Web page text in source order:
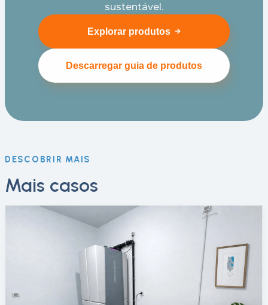
sustentável.
Explorar produtos
Descarregar guia de produtos
DESCOBRIR MAIS
Mais casos